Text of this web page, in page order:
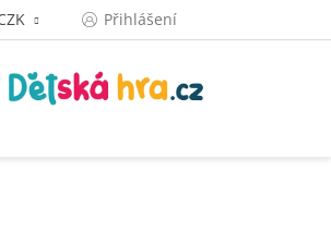
Přihlášení